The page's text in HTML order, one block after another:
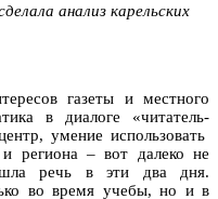
анализ карельских
газеты и местного
в диалоге «читатель-
умение использовать
региона – вот далеко не
речь в эти два дня.
во время учебы, но и в